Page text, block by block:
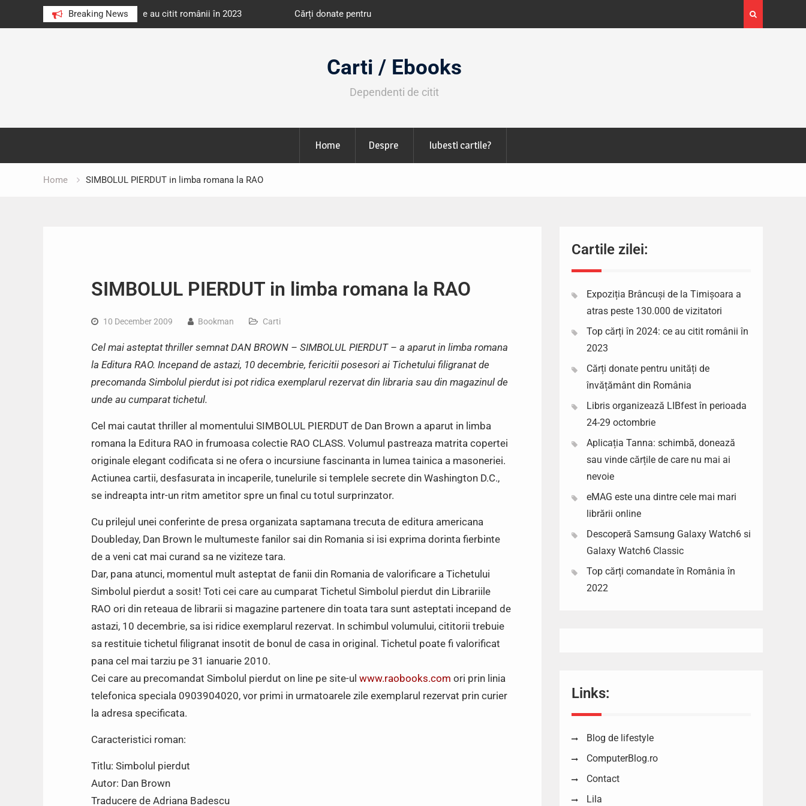
Breaking News
au citit românii în 2023 Cărți donate pentru unități de învățământ din România
octombrie
Expoziția Brâncuși de la Timișoara a atras peste
130.000 de vizitatori
Carti / Ebooks
Dependenti de citit
Home Despre Iubesti cartile?
Home SIMBOLUL PIERDUT in limba romana la RAO
SIMBOLUL PIERDUT in limba romana la RAO
10 December 2009 Bookman Carti
Cel mai asteptat thriller semnat DAN BROWN – SIMBOLUL PIERDUT – a aparut in limba romana
la Editura RAO. Incepand de astazi, 10 decembrie, fericitii posesori ai Tichetului filigranat de
precomanda Simbolul pierdut isi pot ridica exemplarul rezervat din libraria sau din magazinul de
unde au cumparat tichetul.
Cel mai cautat thriller al momentului SIMBOLUL PIERDUT de Dan Brown a aparut in limba
romana la Editura RAO in frumoasa colectie RAO CLASS. Volumul pastreaza matrita copertei
originale elegant codificata si ne ofera o incursiune fascinanta in lumea tainica a masoneriei.
Actiunea cartii, desfasurata in incaperile, tunelurile si templele secrete din Washington D.C.,
se indreapta intr-un ritm ametitor spre un final cu totul surprinzator.
Cu prilejul unei conferinte de presa organizata saptamana trecuta de editura americana
Doubleday, Dan Brown le multumeste fanilor sai din Romania si isi exprima dorinta fierbinte
de a veni cat mai curand sa ne viziteze tara.
Dar, pana atunci, momentul mult asteptat de fanii din Romania de valorificare a Tichetului
Simbolul pierdut a sosit! Toti cei care au cumparat Tichetul Simbolul pierdut din Librariile
RAO ori din reteaua de librarii si magazine partenere din toata tara sunt asteptati incepand de
astazi, 10 decembrie, sa isi ridice exemplarul rezervat. In schimbul volumului, cititorii trebuie
sa restituie tichetul filigranat insotit de bonul de casa in original. Tichetul poate fi valorificat
pana cel mai tarziu pe 31 ianuarie 2010.
Cei care au precomandat Simbolul pierdut on line pe site-ul www.raobooks.com ori prin linia
telefonica speciala 0903904020, vor primi in urmatoarele zile exemplarul rezervat prin curier
la adresa specificata.
Caracteristici roman:
Titlu: Simbolul pierdut
Autor: Dan Brown
Traducere de Adriana Badescu
Cartile zilei:
Expoziția Brâncuși de la Timișoara a
atras peste 130.000 de vizitatori
Top cărți în 2024: ce au citit românii în
2023
Cărți donate pentru unități de
învățământ din România
Libris organizează LIBfest în perioada
24-29 octombrie
Aplicația Tanna: schimbă, donează
sau vinde cărțile de care nu mai ai
nevoie
eMAG este una dintre cele mai mari
librării online
Descoperă Samsung Galaxy Watch6 si
Galaxy Watch6 Classic
Top cărți comandate în România în
2022
Links:
Blog de lifestyle
ComputerBlog.ro
Contact
Lila